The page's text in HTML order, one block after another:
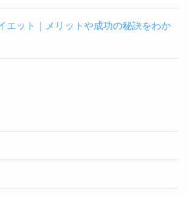
エット｜メリットや成功の秘訣をわか